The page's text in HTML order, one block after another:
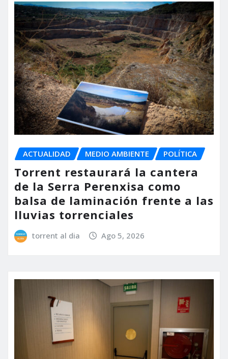
ACTUALIDAD MEDIO AMBIENTE POLÍTICA
Torrent restaurará la cantera
de la Serra Perenxisa como
balsa de laminación frente a las
lluvias torrenciales
torrent al dia Ago 5, 2026